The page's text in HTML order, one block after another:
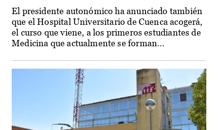
El presidente autonómico ha anunciado también
que el Hospital Universitario de Cuenca acogerá,
el curso que viene, a los primeros estudiantes de
Medicina que actualmente se forman...